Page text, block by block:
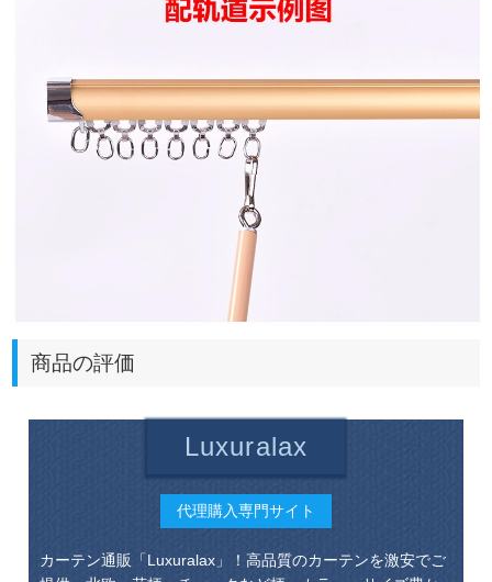
商品の評価
Luxuralax
代理購入専門サイト
カーテン通販「Luxuralax」！高品質のカーテンを激安でご